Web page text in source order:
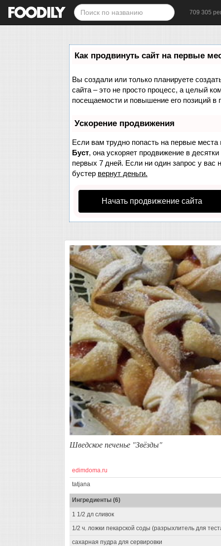
709 305
Как продвинуть сайт на первые
Вы создали или только планируете
сайта – это не просто процесс, а целый
посещаемости и повышение его позиций в
Ускорение продвижения
Если вам трудно попасть на первые места
Буст, она ускоряет продвижение в
первых 7 дней. Если ни один запрос у вас
бустер вернут деньги.
Начать продвижение сайта
Шведское печенье "Звёзды"
edimdoma.ru
tatjana
Ингредиенты (6)
1 1/2 дл сливок
1/2 ч. ложки пекарской соды (разрыхлитель для
сахарная пудра для сервировки